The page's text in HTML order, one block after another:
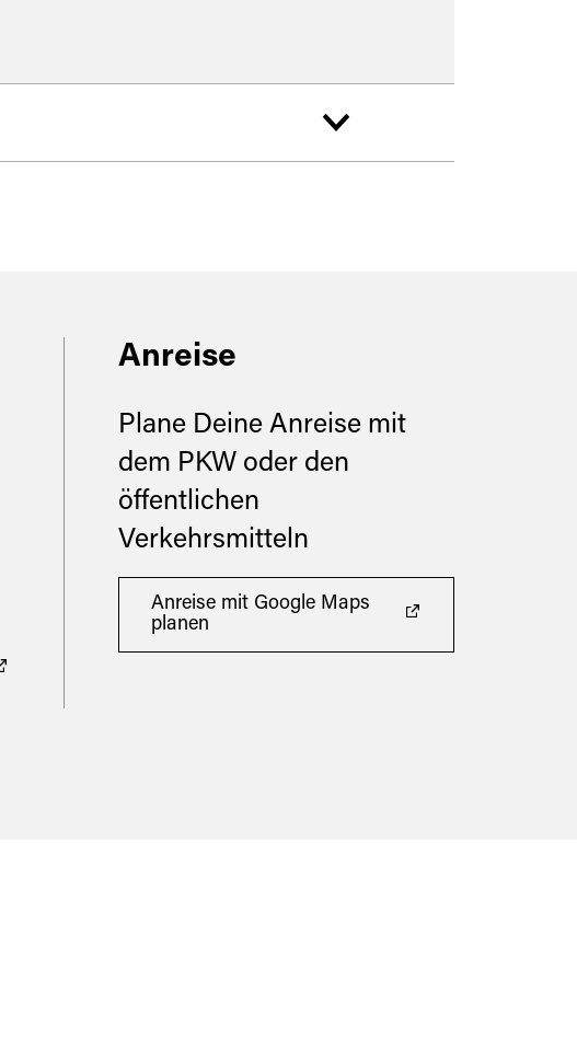
Anreise
Plane Deine Anreise mit
dem PKW oder den
öffentlichen
Verkehrsmitteln
Anreise mit Google Maps
planen